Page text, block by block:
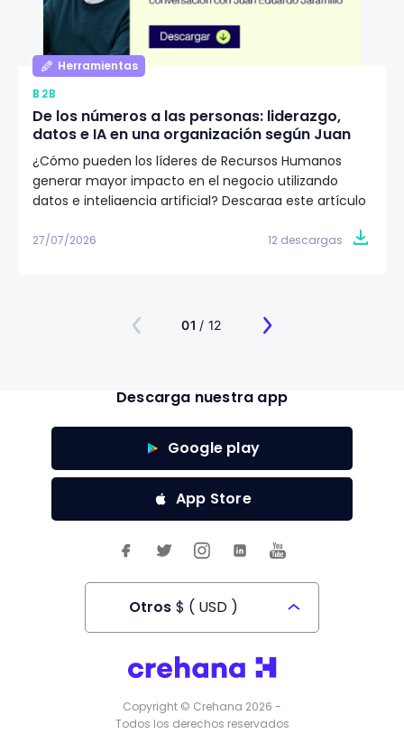
Herramientas
B2B
De los números a las personas: liderazgo,
datos e IA en una organización según Juan
Eduardo Jaramillo
¿Cómo pueden los líderes de Recursos Humanos
generar mayor impacto en el negocio utilizando
datos e inteligencia artificial? Descarga este artículo
VP de Talento Humano en Emtelco, sobre el papel del
27/07/2026 12 descargas
01 / 12
Descarga nuestra app
Google play
App Store
Otros $ ( USD )
Todos los derechos reservados